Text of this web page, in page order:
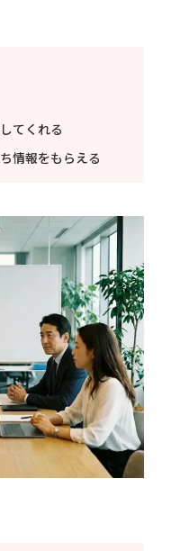
てくれる
情報をもらえる